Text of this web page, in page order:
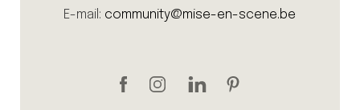
E-mail: community@mise-en-scene.be